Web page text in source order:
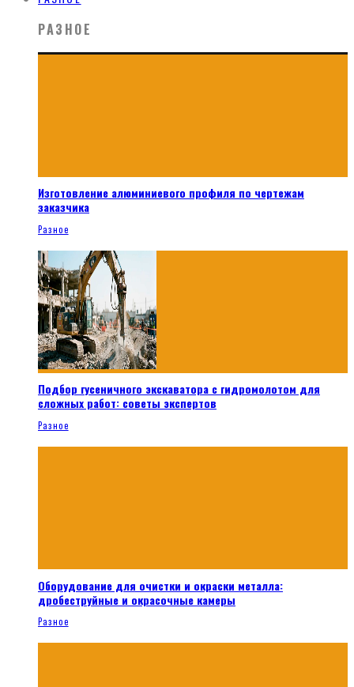
РАЗНОЕ
Изготовление алюминиевого профиля по чертежам
заказчика
Разное
Подбор гусеничного экскаватора с гидромолотом для
сложных работ: советы экспертов
Разное
Оборудование для очистки и окраски металла:
дробеструйные и окрасочные камеры
Разное